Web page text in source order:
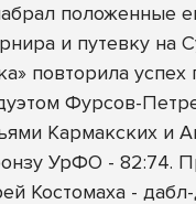
положенные
и путевку
повторила
Фурсов-
Кармакских и
УрФО - 82:74.
Костомаха -